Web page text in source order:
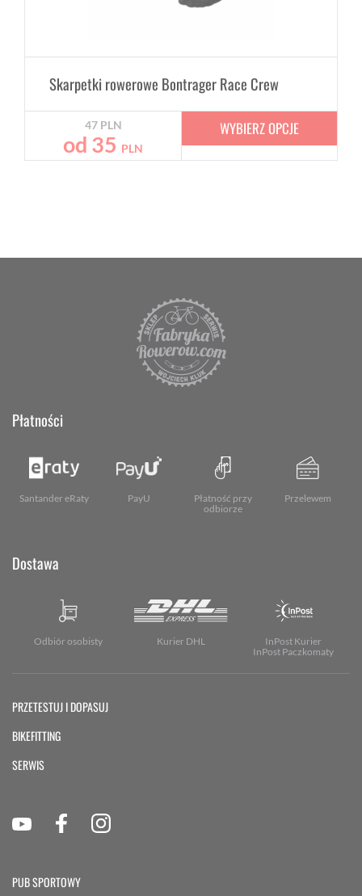
Skarpetki rowerowe Bontrager Race Crew
47 PLN
od 35 PLN
WYBIERZ OPCJE
Płatności
Santander eRaty PayU
Płatność przy
odbiorze
Przelewem
Dostawa
Odbiór osobisty Kurier DHL
InPost Kurier
InPost Paczkomaty
PRZETESTUJ I DOPASUJ
BIKEFITTING
SERWIS
PUB SPORTOWY